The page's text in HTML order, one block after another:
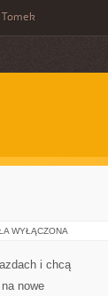
Tomek
WYŁĄCZONA
i chcą
nowe